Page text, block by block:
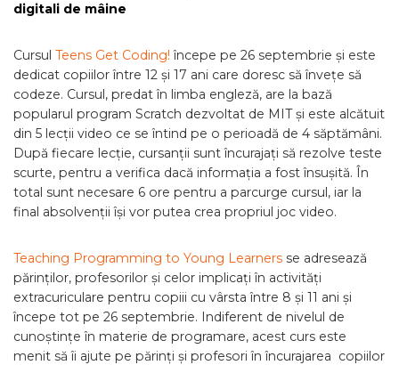
digitali de mâine
Cursul Teens Get Coding! începe pe 26 septembrie și este
dedicat copiilor între 12 și 17 ani care doresc să învețe să
codeze. Cursul, predat în limba engleză, are la bază
popularul program Scratch dezvoltat de MIT și este alcătuit
din 5 lecții video ce se întind pe o perioadă de 4 săptămâni.
După fiecare lecție, cursanții sunt încurajați să rezolve teste
scurte, pentru a verifica dacă informația a fost însușită. În
total sunt necesare 6 ore pentru a parcurge cursul, iar la
final absolvenții își vor putea crea propriul joc video.
Teaching Programming to Young Learners se adresează
părinților, profesorilor și celor implicați în activități
extracuriculare pentru copiii cu vârsta între 8 și 11 ani și
începe tot pe 26 septembrie. Indiferent de nivelul de
cunoștințe în materie de programare, acest curs este
menit să îi ajute pe părinți și profesori în încurajarea copiilor